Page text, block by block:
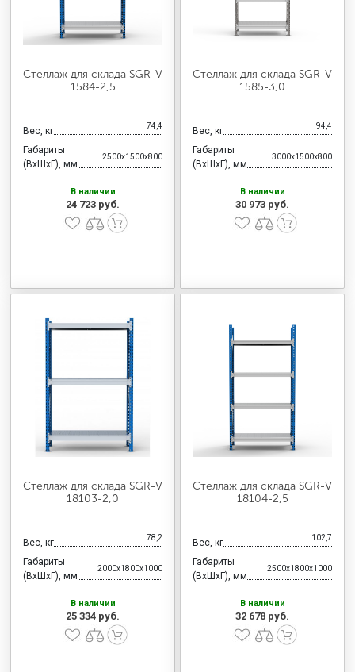
Стеллаж для склада SGR-V
1584-2,5
Вес, кг 74,4
Габариты
(ВхШхГ), мм
2500x1500x800
В наличии
24 723 руб.
Стеллаж для склада SGR-V
1585-3,0
Вес, кг 94,4
Габариты
(ВхШхГ), мм
3000x1500x800
В наличии
30 973 руб.
Стеллаж для склада SGR-V
18103-2,0
Вес, кг 78,2
Габариты
(ВхШхГ), мм
2000x1800x1000
В наличии
25 334 руб.
Стеллаж для склада SGR-V
18104-2,5
Вес, кг 102,7
Габариты
(ВхШхГ), мм
2500x1800x1000
В наличии
32 678 руб.